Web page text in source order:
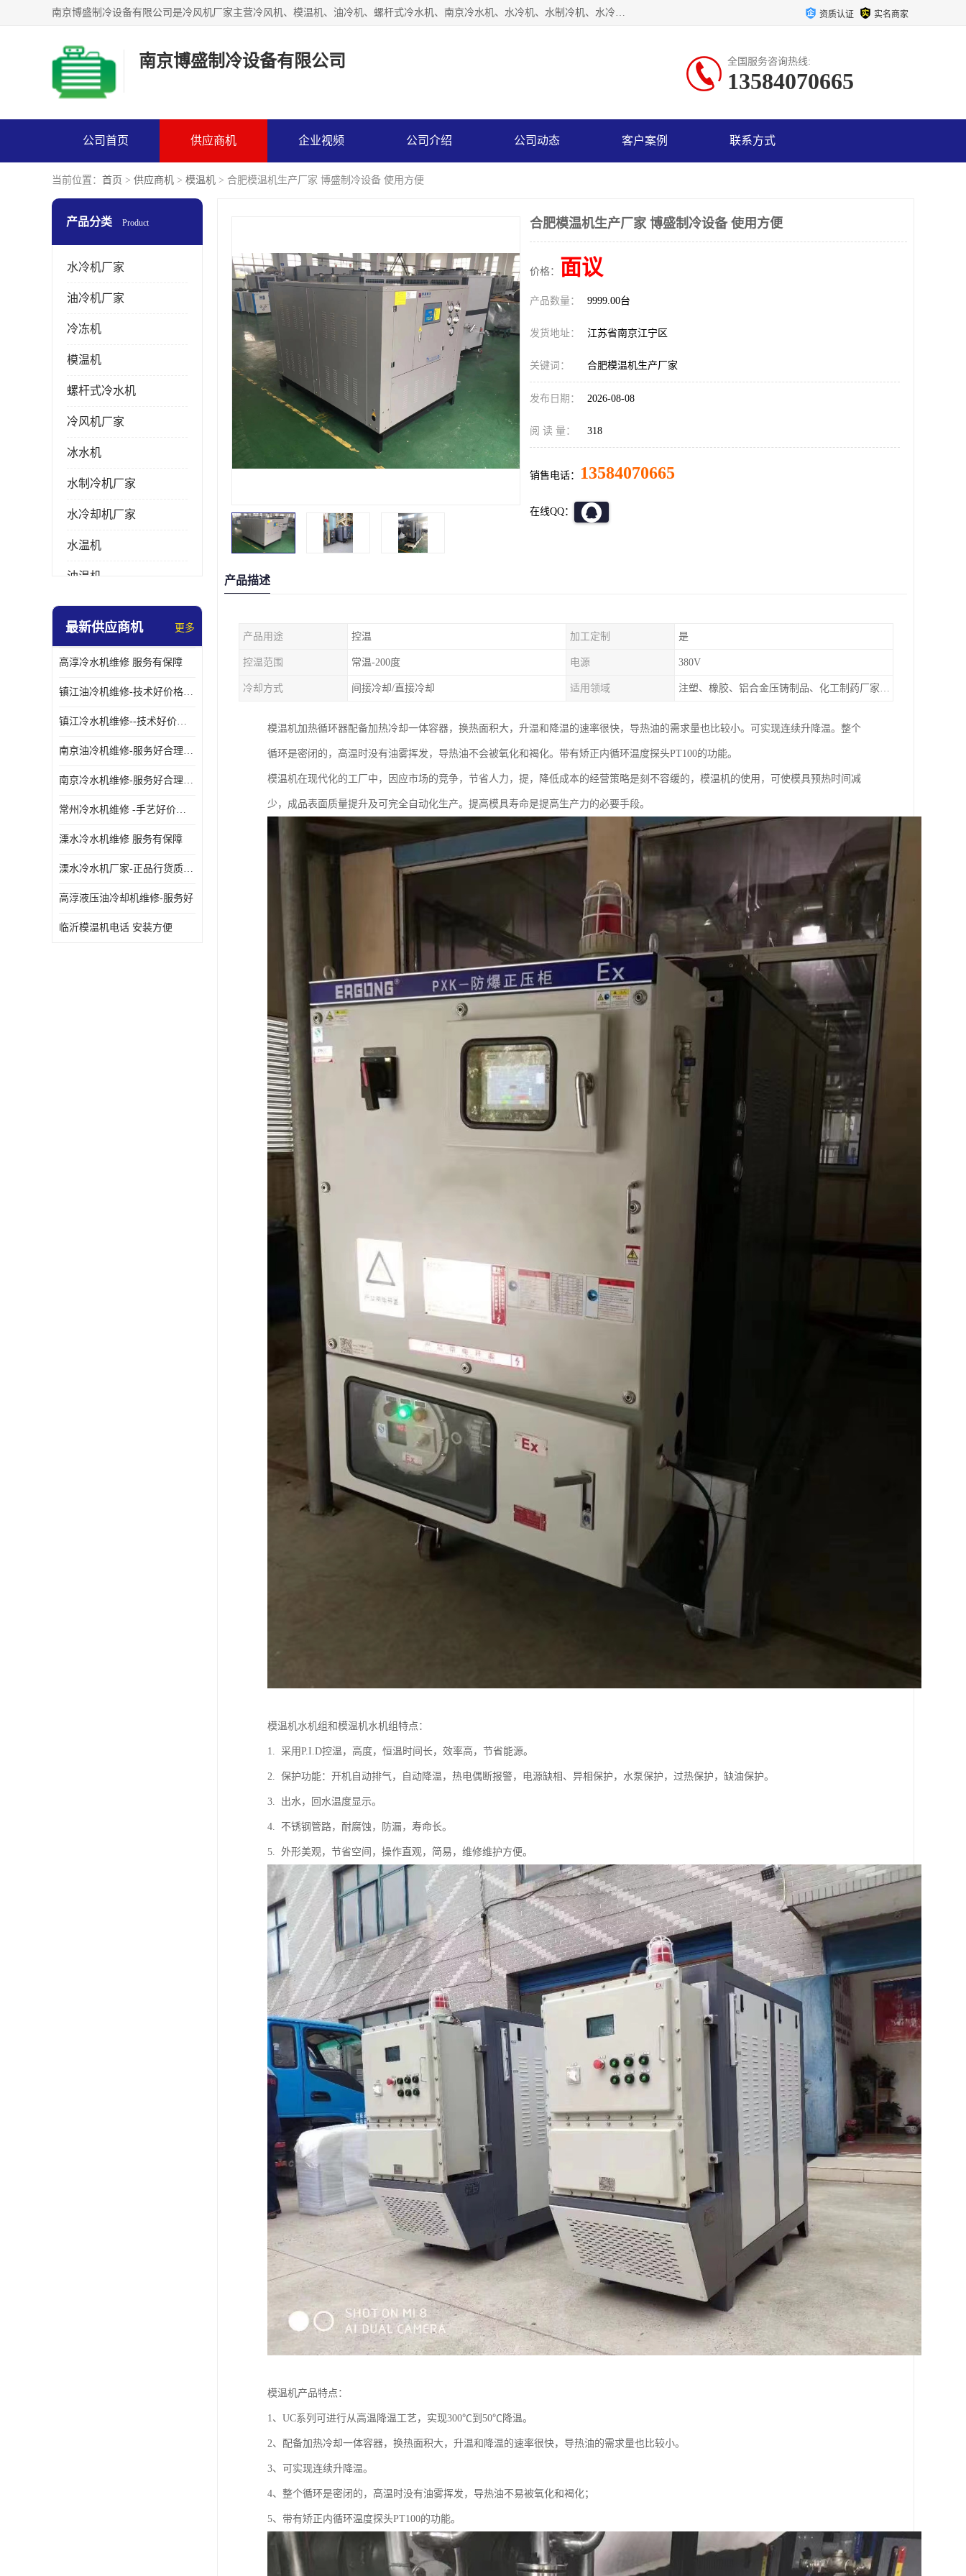
南京博盛制冷设备有限公司是冷风机厂家主营冷风机、模温机、油冷机、螺杆式冷水机、南京冷水机、水冷机、水制冷机、水冷却机、油冷却机等；凭借多年的制作经验、优秀的技术、优秀的产品质量诚信的经营理念，以一流的品质，实在的价格，在行业内享有较高的声誉。 资质认证 实名商家
南京博盛制冷设备有限公司 全国服务咨询热线:
13584070665
公司首页 供应商机 企业视频 公司介绍 公司动态 客户案例 联系方式
当前位置： 首页 > 供应商机 > 模温机 > 合肥模温机生产厂家 博盛制冷设备 使用方便
产品分类 Product
水冷机厂家
油冷机厂家
冷冻机
模温机
螺杆式冷水机
冷风机厂家
冰水机
水制冷机厂家
水冷却机厂家
水温机
油温机
冰热一体机
油冷却机厂家
最新供应商机 更多
高淳冷水机维修 服务有保障
镇江油冷机维修-技术好价格便宜
镇江冷水机维修--技术好价格便宜
南京油冷机维修-服务好合理收费
南京冷水机维修-服务好合理收费
常州冷水机维修 -手艺好价格便宜
溧水冷水机维修 服务有保障
溧水冷水机厂家-正品行货质量有保障
高淳液压油冷却机维修-服务好
临沂模温机电话 安装方便
合肥模温机生产厂家 博盛制冷设备 使用方便
价格： 面议
产品数量： 9999.00台
发货地址： 江苏省南京江宁区
关键词： 合肥模温机生产厂家
发布日期： 2026-08-08
阅 读 量： 318
销售电话： 13584070665
在线QQ：
产品描述
产品用途 控温 加工定制 是
控温范围 常温-200度 电源 380V
冷却方式 间接冷却/直接冷却 适用领域 注塑、橡胶、铝合金压铸制品、化工制药厂家、注塑机、压铸机、反应釜、热压机配套
模温机加热循环器配备加热冷却一体容器，换热面积大，升温和降温的速率很快，导热油的需求量也比较小。可实现连续升降温。整个
循环是密闭的，高温时没有油雾挥发，导热油不会被氧化和褐化。带有矫正内循环温度探头PT100的功能。
模温机在现代化的工厂中，因应市场的竞争，节省人力，提，降低成本的经营策略是刻不容缓的，模温机的使用，可使模具预热时间减
少，成品表面质量提升及可完全自动化生产。提高模具寿命是提高生产力的必要手段。
模温机水机组和模温机水机组特点：
1. 采用P.I.D控温，高度，恒温时间长，效率高，节省能源。
2. 保护功能：开机自动排气，自动降温，热电偶断报警，电源缺相、异相保护，水泵保护，过热保护，缺油保护。
3. 出水，回水温度显示。
4. 不锈钢管路，耐腐蚀，防漏，寿命长。
5. 外形美观，节省空间，操作直观，简易，维修维护方便。
模温机产品特点：
1、UC系列可进行从高温降温工艺，实现300℃到50℃降温。
2、配备加热冷却一体容器，换热面积大，升温和降温的速率很快，导热油的需求量也比较小。
3、可实现连续升降温。
4、整个循环是密闭的，高温时没有油雾挥发，导热油不易被氧化和褐化；
5、带有矫正内循环温度探头PT100的功能。